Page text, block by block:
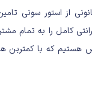
از استور سونی
کامل را به تمام
که با کمترین